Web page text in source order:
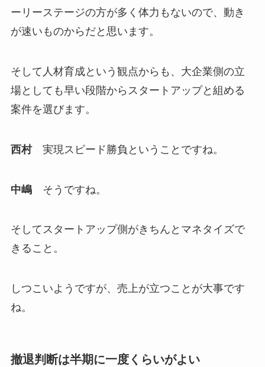
ーリーステージの方が多く体力もないので、動き
が速いものからだと思います。
そして人材育成という観点からも、大企業側の立
場としても早い段階からスタートアップと組める
案件を選びます。
西村実現スピード勝負ということですね。
中嶋そうですね。
そしてスタートアップ側がきちんとマネタイズで
きること。
しつこいようですが、売上が立つことが大事です
ね。
撤退判断は半期に一度くらいがよい